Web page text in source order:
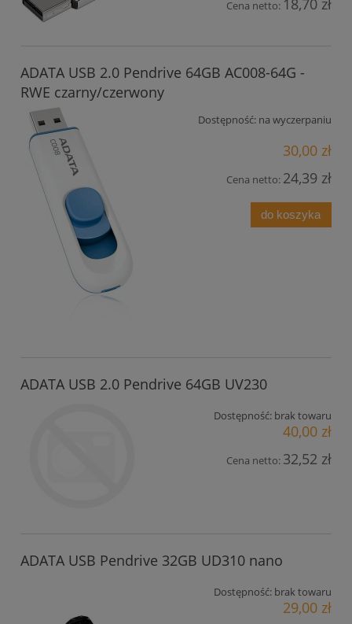
Cena netto: 18,70 zł
ADATA USB 2.0 Pendrive 64GB AC008-64G -
RWE czarny/czerwony
Dostępność: na wyczerpaniu
30,00 zł
Cena netto: 24,39 zł
do koszyka
ADATA USB 2.0 Pendrive 64GB UV230
Dostępność: brak towaru
40,00 zł
Cena netto: 32,52 zł
ADATA USB Pendrive 32GB UD310 nano
Dostępność: brak towaru
29,00 zł